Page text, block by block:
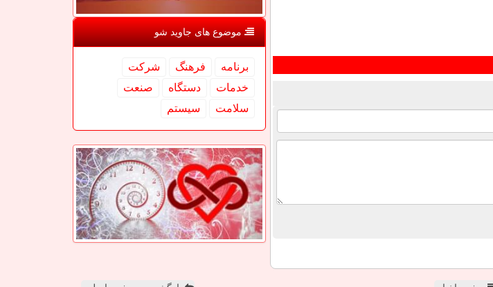
موضوع های جاوید شو
برنامه فرهنگ
شركت
خدمات
دستگاه
صنعت
سلامت
سیستم